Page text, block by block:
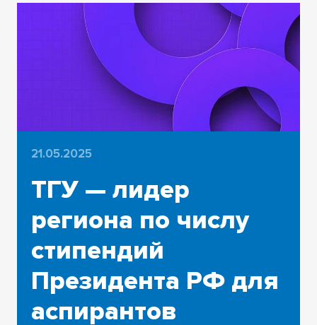
21.05.2025
ТГУ — лидер
региона по числу
стипендий
Президента РФ для
аспирантов